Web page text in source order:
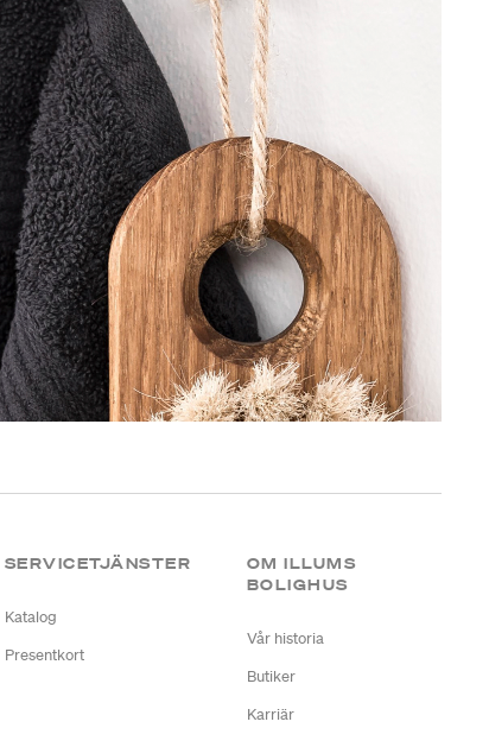
SERVICETJÄNSTER
Katalog
Presentkort
OM ILLUMS
BOLIGHUS
Vår historia
Butiker
Karriär